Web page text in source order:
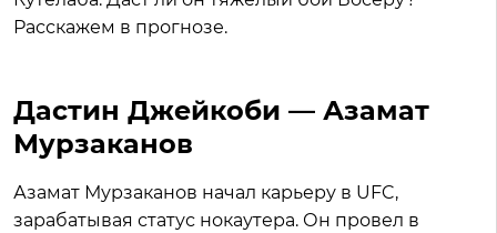
Расскажем в прогнозе.
Дастин Джейкоби — Азамат
Мурзаканов
Азамат Мурзаканов начал карьеру в UFC,
зарабатывая статус нокаутера. Он провел в